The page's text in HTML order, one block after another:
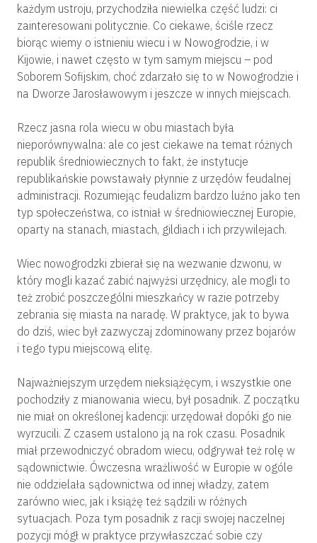
każdym ustroju, przychodziła niewielka część ludzi: ci
zainteresowani politycznie. Co ciekawe, ściśle rzecz
biorąc wiemy o istnieniu wiecu i w Nowogrodzie, i w
Kijowie, i nawet często w tym samym miejscu – pod
Soborem Sofijskim, choć zdarzało się to w Nowogrodzie i
na Dworze Jarosławowym i jeszcze w innych miejscach.
Rzecz jasna rola wiecu w obu miastach była
nieporównywalna: ale co jest ciekawe na temat różnych
republik średniowiecznych to fakt, że instytucje
republikańskie powstawały płynnie z urzędów feudalnej
administracji. Rozumiejąc feudalizm bardzo luźno jako ten
typ społeczeństwa, co istniał w średniowiecznej Europie,
oparty na stanach, miastach, gildiach i ich przywilejach.
Wiec nowogrodzki zbierał się na wezwanie dzwonu, w
który mogli kazać zabić najwyżsi urzędnicy, ale mogli to
też zrobić poszczególni mieszkańcy w razie potrzeby
zebrania się miasta na naradę. W praktyce, jak to bywa
do dziś, wiec był zazwyczaj zdominowany przez bojarów
i tego typu miejscową elitę.
Najważniejszym urzędem nieksiążęcym, i wszystkie one
pochodziły z mianowania wiecu, był posadnik. Z początku
nie miał on określonej kadencji: urzędował dopóki go nie
wyrzucili. Z czasem ustalono ją na rok czasu. Posadnik
miał przewodniczyć obradom wiecu, odgrywał też rolę w
sądownictwie. Ówczesna wrażliwość w Europie w ogóle
nie oddzielała sądownictwa od innej władzy, zatem
zarówno wiec, jak i książę też sądzili w różnych
sytuacjach. Poza tym posadnik z racji swojej naczelnej
pozycji mógł w praktyce przywłaszczać sobie czy